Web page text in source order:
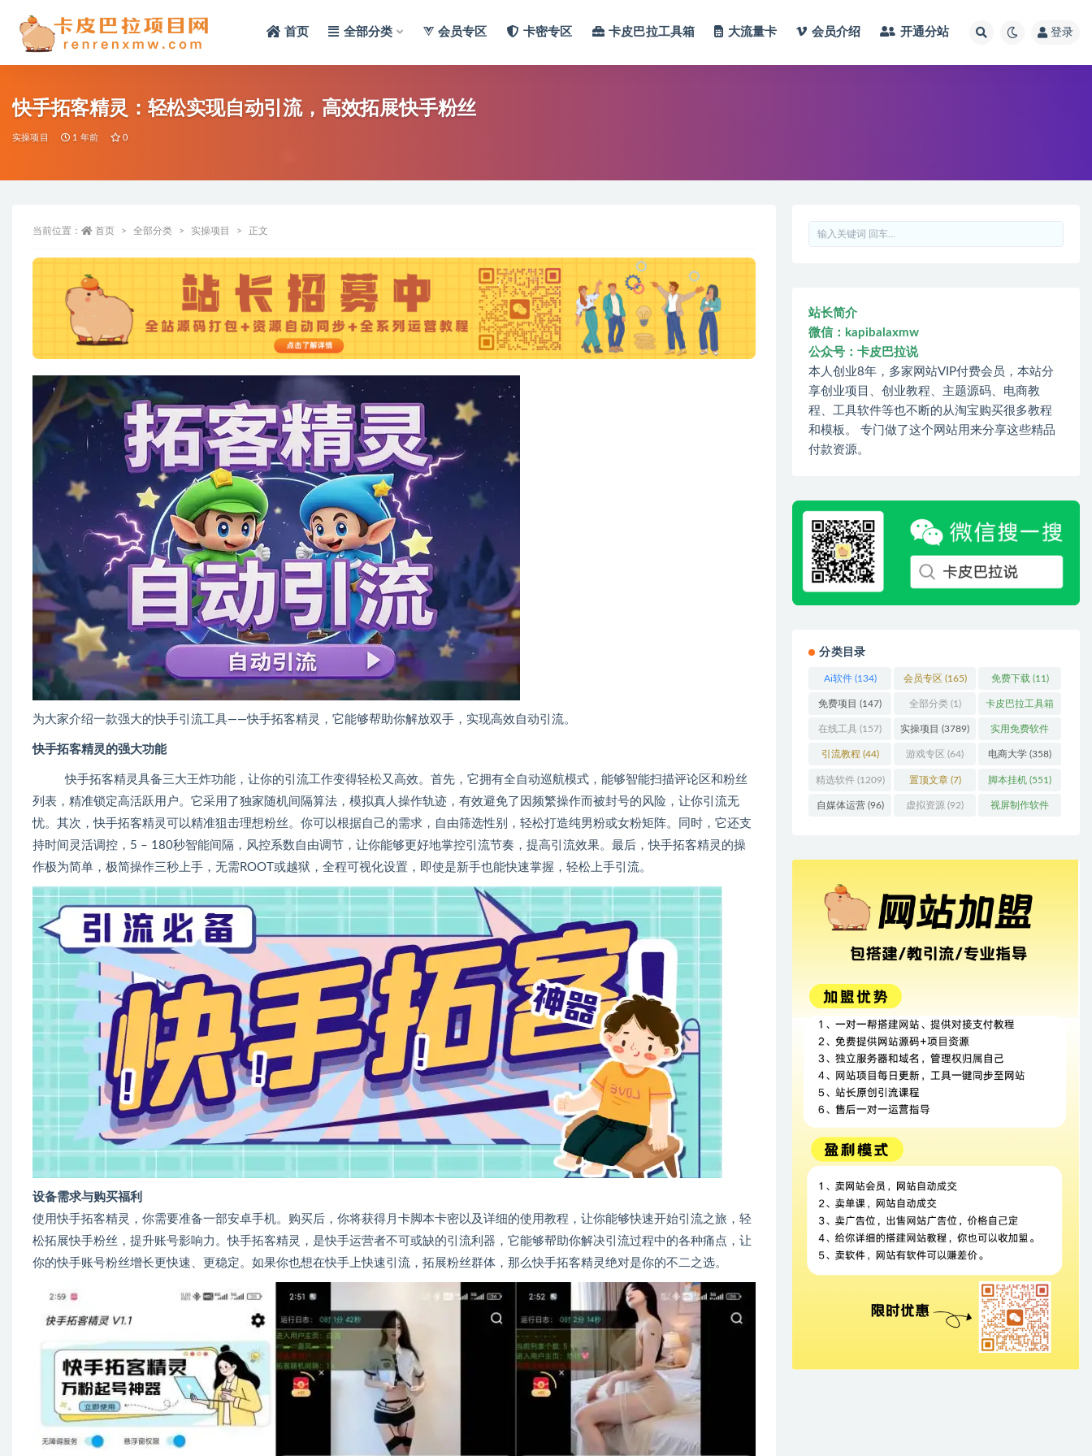
首页 全部分类 会员专区 卡密专区 卡皮巴拉工具箱 大流量卡 会员介绍 开通分站 登录
快手拓客精灵：轻松实现自动引流，高效拓展快手粉丝
实操项目 1 年前 0
当前位置： 首页 全部分类 实操项目 正文
为大家介绍一款强大的快手引流工具——快手拓客精灵，它能够帮助你解放双手，实现高效自动引流。
快手拓客精灵的强大功能
快手拓客精灵具备三大王炸功能，让你的引流工作变得轻松又高效。首先，它拥有全自动巡航模式，能够智能扫描评论区和粉丝
列表，精准锁定高活跃用户。它采用了独家随机间隔算法，模拟真人操作轨迹，有效避免了因频繁操作而被封号的风险，让你引流无
忧。其次，快手拓客精灵可以精准狙击理想粉丝。你可以根据自己的需求，自由筛选性别，轻松打造纯男粉或女粉矩阵。同时，它还支
持时间灵活调控，5 – 180秒智能间隔，风控系数自由调节，让你能够更好地掌控引流节奏，提高引流效果。最后，快手拓客精灵的操
作极为简单，极简操作三秒上手，无需ROOT或越狱，全程可视化设置，即使是新手也能快速掌握，轻松上手引流。
设备需求与购买福利
使用快手拓客精灵，你需要准备一部安卓手机。购买后，你将获得月卡脚本卡密以及详细的使用教程，让你能够快速开始引流之旅，轻
松拓展快手粉丝，提升账号影响力。快手拓客精灵，是快手运营者不可或缺的引流利器，它能够帮助你解决引流过程中的各种痛点，让
你的快手账号粉丝增长更快速、更稳定。如果你也想在快手上快速引流，拓展粉丝群体，那么快手拓客精灵绝对是你的不二之选。
站长简介
微信：kapibalaxmw
公众号：卡皮巴拉说
本人创业8年，多家网站VIP付费会员，本站分
享创业项目、创业教程、主题源码、电商教
程、工具软件等也不断的从淘宝购买很多教程
和模板。 专门做了这个网站用来分享这些精品
付款资源。
分类目录
Ai软件(134) 会员专区 (165) 免费下载 (11)
免费项目 (147) 全部分类(1) 卡皮巴拉工具箱
(3)
在线工具 (157) 实操项目 (3789) 实用免费软件
(415)
引流教程 (44) 游戏专区 (64) 电商大学 (358)
精选软件(1209) 置顶文章(7) 脚本挂机 (551)
自媒体运营(96) 虚拟资源 (92) 视屏制作软件